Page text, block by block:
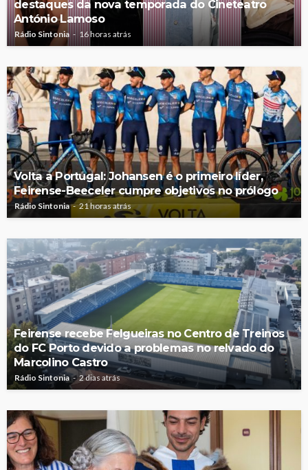
destaques da nova temporada do Cineteatro
António Lamoso
Rádio Sintonia 16 horas atrás
Volta a Portugal: Johansen é o primeiro líder,
Feirense-Beeceler cumpre objetivos no prólogo
Rádio Sintonia 21 horas atrás
Feirense recebe Felgueiras no Centro de Treinos
do FC Porto devido a problemas no relvado do
Marcolino Castro
Rádio Sintonia 2 dias atrás